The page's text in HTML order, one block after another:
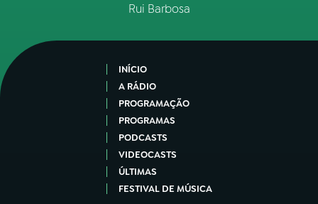
Rui Barbosa
INÍCIO
A RÁDIO
PROGRAMAÇÃO
PROGRAMAS
PODCASTS
VIDEOCASTS
ÚLTIMAS
FESTIVAL DE MÚSICA